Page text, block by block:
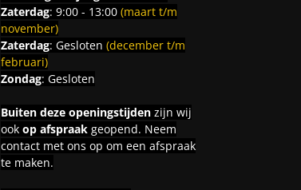
Zaterdag: 9:00 - 13:00 (maart t/m
november)
Zaterdag: Gesloten (december t/m
februari)
Zondag: Gesloten
Buiten deze openingstijdenzijn wij
ook op afspraakgeopend. Neem
contact met ons op om een afspraak
te maken.